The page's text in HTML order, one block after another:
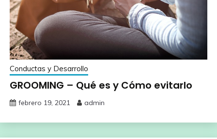
Conductas y Desarrollo
GROOMING – Qué es y Cómo evitarlo
febrero 19, 2021 admin